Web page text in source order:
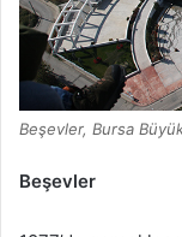
Beşevler, Bursa
Beşevler